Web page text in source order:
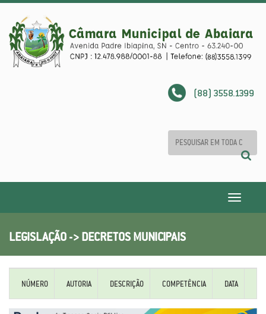
(88) 3558.1399
Toggle
LEGISLAÇÃO -> DECRETOS MUNICIPAIS
NÚMERO AUTORIA DESCRIÇÃO COMPETÊNCIA DATA